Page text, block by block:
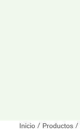
Inicio / Productos /